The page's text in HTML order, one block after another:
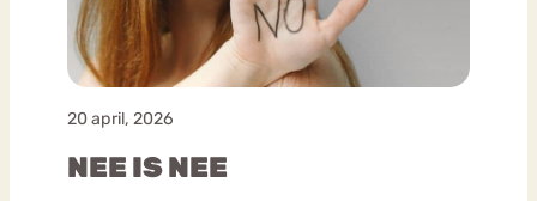
20 april, 2026
NEE IS NEE